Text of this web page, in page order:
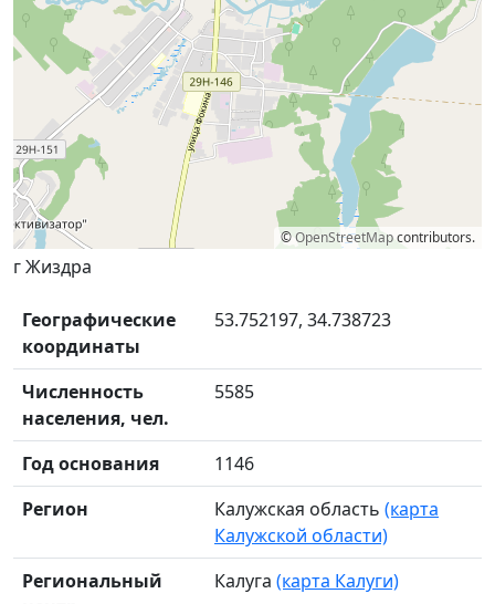
©OpenStreetMapcontributors.
г Жиздра
Географические
координаты
53.752197, 34.738723
Численность
населения, чел.
5585
Год основания
1146
Регион
Калужская область (карта
Калужской области)
Региональный
Калуга (карта Калуги)